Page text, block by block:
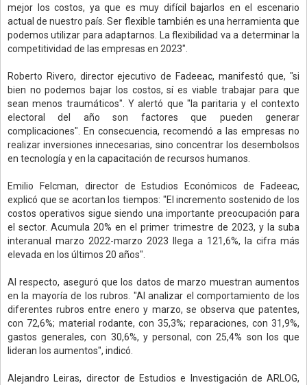
mejor los costos, ya que es muy difícil bajarlos en el escenario
actual de nuestro país. Ser flexible también es una herramienta que
podemos utilizar para adaptarnos. La flexibilidad va a determinar la
competitividad de las empresas en 2023".
Roberto Rivero, director ejecutivo de Fadeeac, manifestó que, "si
bien no podemos bajar los costos, sí es viable trabajar para que
sean menos traumáticos". Y alertó que "la paritaria y el contexto
electoral del año son factores que pueden generar
complicaciones". En consecuencia, recomendó a las empresas no
realizar inversiones innecesarias, sino concentrar los desembolsos
en tecnología y en la capacitación de recursos humanos.
Emilio Felcman, director de Estudios Económicos de Fadeeac,
explicó que se acortan los tiempos: "El incremento sostenido de los
costos operativos sigue siendo una importante preocupación para
el sector. Acumula 20% en el primer trimestre de 2023, y la suba
interanual marzo 2022-marzo 2023 llega a 121,6%, la cifra más
elevada en los últimos 20 años".
Al respecto, aseguró que los datos de marzo muestran aumentos
en la mayoría de los rubros. "Al analizar el comportamiento de los
diferentes rubros entre enero y marzo, se observa que patentes,
con 72,6%; material rodante, con 35,3%; reparaciones, con 31,9%,
gastos generales, con 30,6%, y personal, con 25,4% son los que
lideran los aumentos", indicó.
Alejandro Leiras, director de Estudios e Investigación de ARLOG,